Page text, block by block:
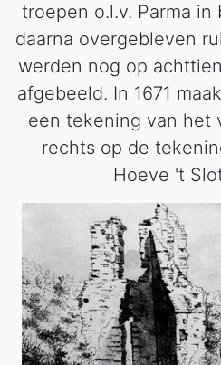
troepen o.l.v. Parma in
daarna overgebleven
werden nog op
afgebeeld. In 1671
een tekening van het
rechts op de
Hoeve 't